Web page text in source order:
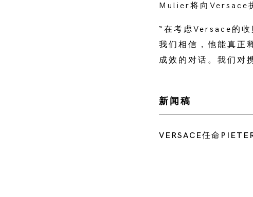
Mulier将向Versace
“在考虑Versace的
我们相信，他能真正
成效的对话。我们对
新闻稿
VERSACE任命